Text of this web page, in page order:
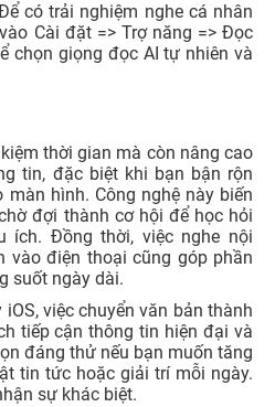
có trải nghiệm nghe cá nhân
Cài đặt => Trợ năng => Đọc
chọn giọng đọc AI tự nhiên và
thời gian mà còn nâng cao
tin, đặc biệt khi bạn bận rộn
hình. Công nghệ này biến
đợi thành cơ hội để học hỏi
ích. Đồng thời, việc nghe nội
vào điện thoại cũng góp phần
suốt ngày dài.
việc chuyển văn bản thành
tiếp cận thông tin hiện đại và
đáng thử nếu bạn muốn tăng
tin tức hoặc giải trí mỗi ngày.
sự khác biệt.